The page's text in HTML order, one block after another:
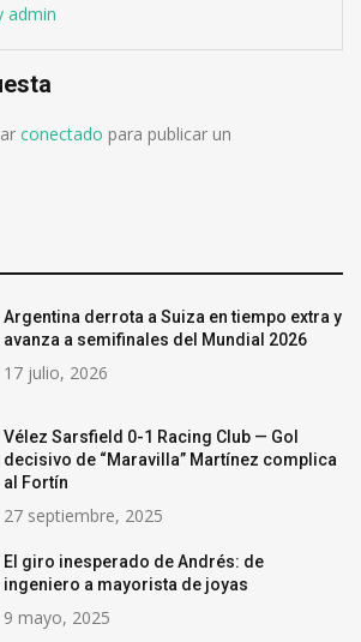
admin
conectado para publicar un
Argentina derrota a Suiza en tiempo extra y
avanza a semifinales del Mundial 2026
17 julio, 2026
Vélez Sarsfield 0-1 Racing Club — Gol
decisivo de “Maravilla” Martínez complica
al Fortín
27 septiembre, 2025
El giro inesperado de Andrés: de
ingeniero a mayorista de joyas
9 mayo, 2025